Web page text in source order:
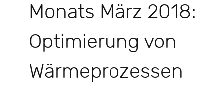
Monats März 2018:
Optimierung von
Wärmeprozessen